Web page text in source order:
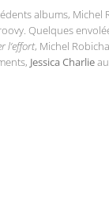
albums,
Quelques
l’effort, Michel
Jessica Charlie